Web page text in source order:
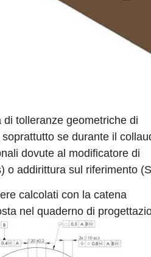
tolleranze geometriche di
se durante il
dovute al modificatore di
o addirittura sul riferimento
calcolati con la catena
nel quaderno di